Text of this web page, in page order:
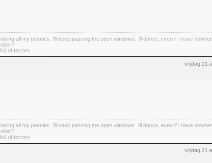
all my pennies. I'll keep passing the open windows. I'll dance, even if I have
of terrors
vrijdag 21
all my pennies. I'll keep passing the open windows. I'll dance, even if I have
of terrors
vrijdag 21